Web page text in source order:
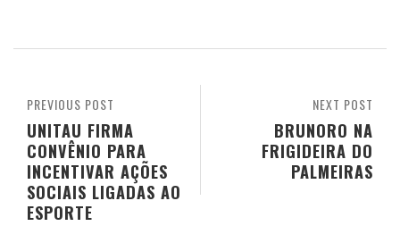
NEXT POST
BRUNORO NA
FRIGIDEIRA DO
PALMEIRAS
PREVIOUS POST
UNITAU FIRMA
CONVÊNIO PARA
INCENTIVAR AÇÕES
SOCIAIS LIGADAS AO
ESPORTE